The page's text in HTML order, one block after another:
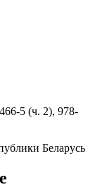
5 (ч. 2), 978-
Беларусь